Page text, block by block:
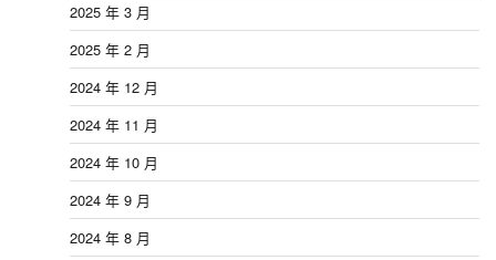
2025 年 3 月
2025 年 2 月
2024 年 12 月
2024 年 11 月
2024 年 10 月
2024 年 9 月
2024 年 8 月